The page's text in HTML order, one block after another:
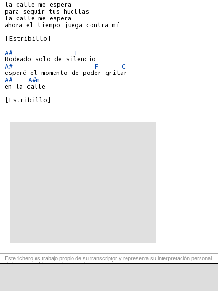
la calle me espera
para seguir tus huellas
la calle me espera
ahora el tiempo juega contra mí
[Estribillo]
A#
F
A#
F
C
A#
A#m
en la calle
[Estribillo]
Este fichero es trabajo propio de su transcriptor y representa su interpretación personal
de la canción. El material contenido en esta página es